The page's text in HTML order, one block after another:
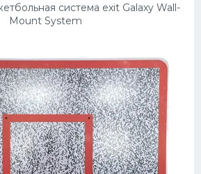
система exit Galaxy Wall-
Mount System